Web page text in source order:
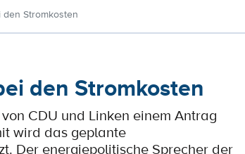
Stromkosten
den Stromkosten
CDU und Linken einem Antrag
wird das geplante
Der energiepolitische Sprecher der